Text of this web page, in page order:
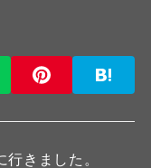
きました。